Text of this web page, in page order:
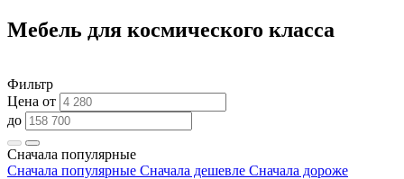
Мебель для космического класса
Фильтр
Цена от
до
Сначала популярные
Сначала популярные Сначала дешевле Сначала дороже